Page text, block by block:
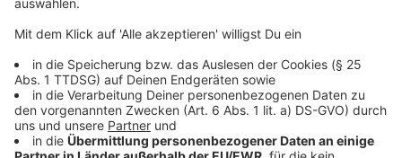
Coronavirus deutlich verringern und empfehlen sie für
Klassenräume. Forscher der Universität Stuttgart
hingegen warnen: Mobile Geräte seien "keine
Alternative zu einem Außenluftwechsel" und nur dort
zur Unterstützung ratsam, wo es zu kleine oder zu
wenige Fenster gebe. In einer Richtlinie für den